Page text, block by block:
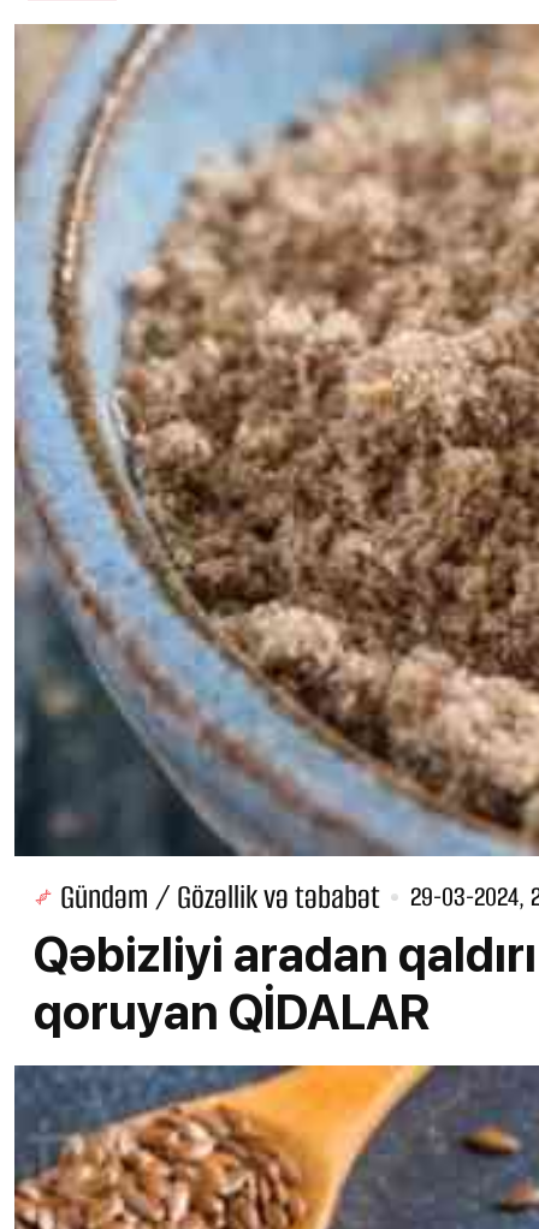
Gündəm / Gözəllik və təbabət 29-03-2024,
Qəbizliyi aradan
qoruyan QİDALAR